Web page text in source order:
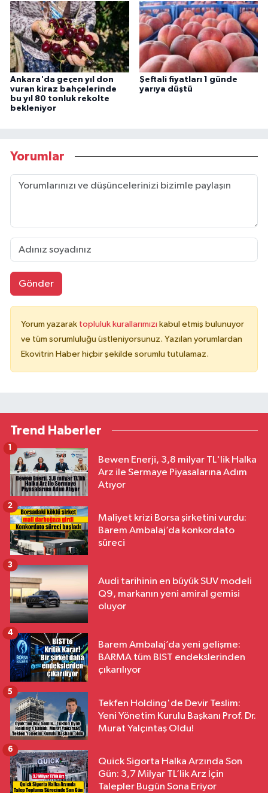
Ankara'da geçen yıl don
vuran kiraz bahçelerinde
bu yıl 80 tonluk rekolte
bekleniyor
Şeftali fiyatları 1 günde
yarıya düştü
Yorumlar
Gönder
Yorum yazarak topluluk kurallarımızı kabul etmiş bulunuyor
ve tüm sorumluluğu üstleniyorsunuz. Yazılan yorumlardan
Ekovitrin Haber hiçbir şekilde sorumlu tutulamaz.
Trend Haberler
Bewen Enerji, 3,8 milyar TL'lik Halka
Arz ile Sermaye Piyasalarına Adım
Atıyor
1
Maliyet krizi Borsa şirketini vurdu:
Barem Ambalaj’da konkordato
süreci
2
Audi tarihinin en büyük SUV modeli
Q9, markanın yeni amiral gemisi
oluyor
3
Barem Ambalaj’da yeni gelişme:
BARMA tüm BIST endekslerinden
çıkarılıyor
4
Tekfen Holding'de Devir Teslim:
Yeni Yönetim Kurulu Başkanı Prof. Dr.
Murat Yalçıntaş Oldu!
5
Quick Sigorta Halka Arzında Son
Gün: 3,7 Milyar TL’lik Arz İçin
Talepler Bugün Sona Eriyor
6